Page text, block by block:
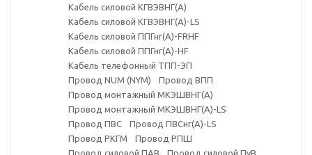
Кабель силовой КГВЭВНГ(А)
Кабель силовой КГВЭВНГ(А)-LS
Кабель силовой ППГнг(А)-FRHF
Кабель силовой ППГнг(А)-HF
Кабель телефонный ТПП-ЭП
Провод NUM (NYM)
Провод ВПП
Провод монтажный МКЭШВНГ(А)
Провод монтажный МКЭШВНГ(А)-LS
Провод ПВС
Провод ПВСнг(А)-LS
Провод РКГМ
Провод РПШ
Провод силовой ПАВ
Провод силовой ПуВ